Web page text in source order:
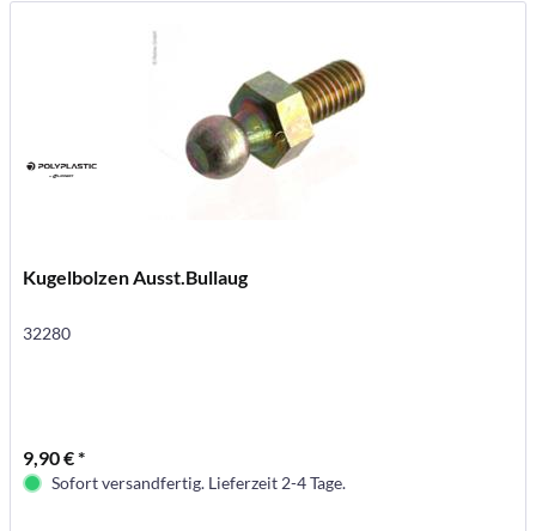
Kugelbolzen Ausst.Bullaug
32280
9,90 € *
Sofort versandfertig. Lieferzeit 2-4 Tage.